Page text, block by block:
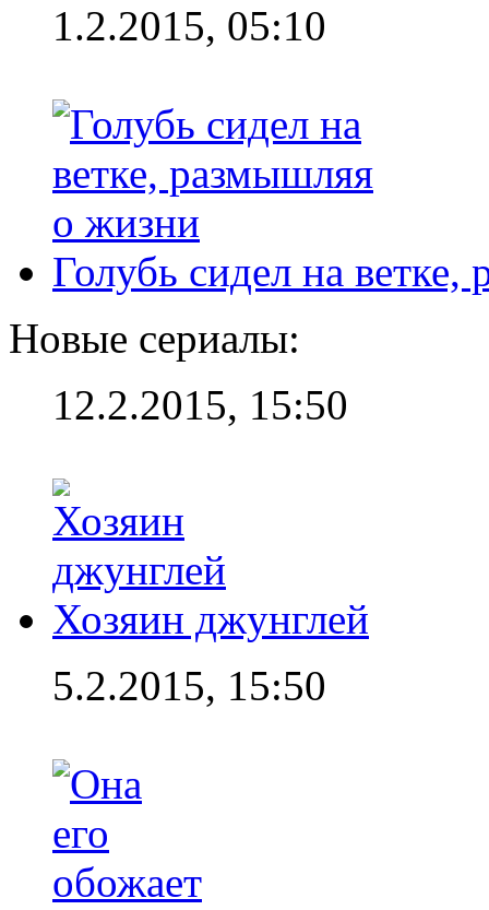
1.2.2015, 05:10
Голубь сидел на
Новые сериалы:
12.2.2015, 15:50
Хозяин джунглей
5.2.2015, 15:50